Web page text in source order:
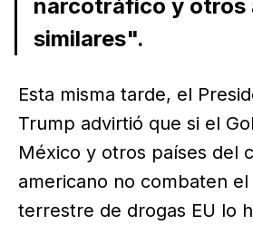
narcotráfico y otros
similares".
Esta misma tarde, el
Trump advirtió que si el
México y otros países del
americano no combaten
terrestre de drogas EU lo